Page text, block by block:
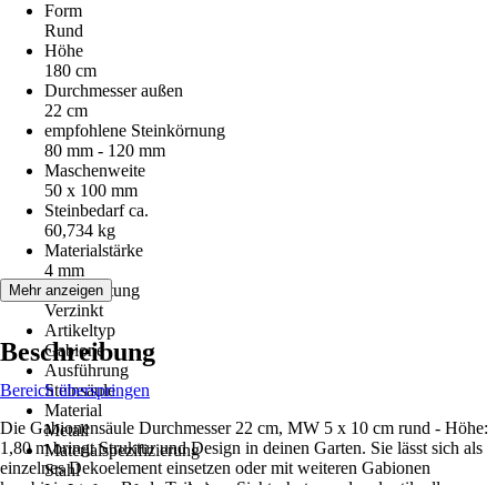
Form
Rund
Höhe
180 cm
Durchmesser außen
22 cm
empfohlene Steinkörnung
80 mm - 120 mm
Maschenweite
50 x 100 mm
Steinbedarf ca.
60,734 kg
Materialstärke
4 mm
Beschichtung
Verzinkt
Artikeltyp
Gabione
Ausführung
Steinsäule
Material
Metall
Materialspezifizierung
Stahl
Mehr anzeigen
Beschreibung
Bereich überspringen
Die Gabionensäule Durchmesser 22 cm, MW 5 x 10 cm rund - Höhe:
1,80 m bringt Struktur und Design in deinen Garten. Sie lässt sich als
einzelnes Dekoelement einsetzen oder mit weiteren Gabionen